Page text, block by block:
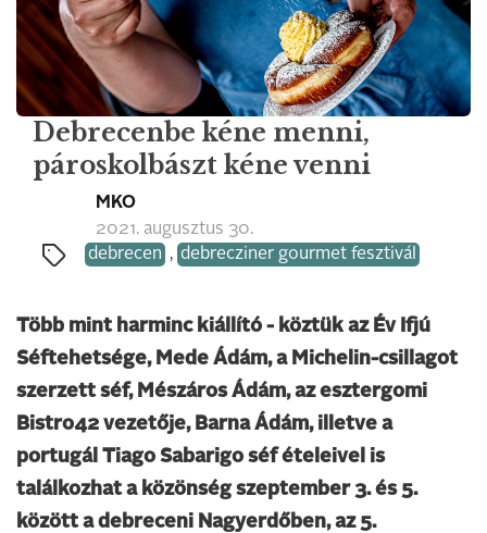
Debrecenbe kéne menni,
pároskolbászt kéne venni
MKO
2021. augusztus 30.
debrecen , debrecziner gourmet fesztivál
Több mint harminc kiállító - köztük az Év Ifjú
Séftehetsége, Mede Ádám, a Michelin-csillagot
szerzett séf, Mészáros Ádám, az esztergomi
Bistro42 vezetője, Barna Ádám, illetve a
portugál Tiago Sabarigo séf ételeivel is
találkozhat a közönség szeptember 3. és 5.
között a debreceni Nagyerdőben, az 5.